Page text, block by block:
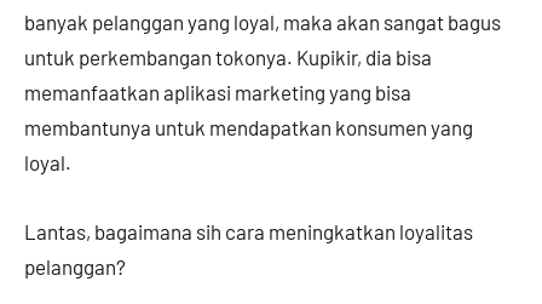
banyak pelanggan yang loyal, maka akan sangat bagus
untuk perkembangan tokonya. Kupikir, dia bisa
memanfaatkan aplikasi marketing yang bisa
membantunya untuk mendapatkan konsumen yang
loyal.
Lantas, bagaimana sih cara meningkatkan loyalitas
pelanggan?